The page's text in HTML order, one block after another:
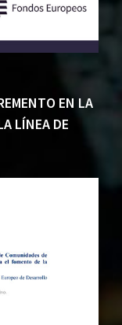
EN LA
LÍNEA DE